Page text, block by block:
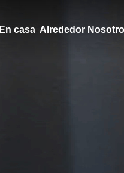
En casa Alrededor